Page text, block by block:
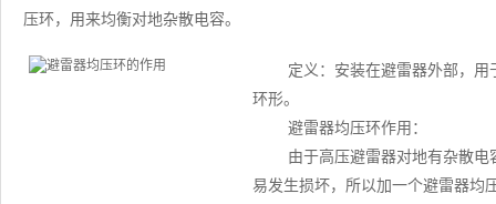
压环，用来均衡对地杂散电容。
定义：安装在避雷器外部，
环形。
避雷器均压环作用：
由于高压避雷器对地有杂散
易发生损坏，所以加一个避雷器均